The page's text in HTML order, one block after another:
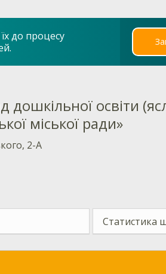
до процесу
освіти
міської ради»
2-А
Статистика